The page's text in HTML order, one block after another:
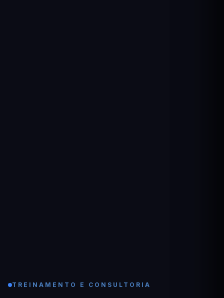
TREINAMENTO E CONSULTORIA